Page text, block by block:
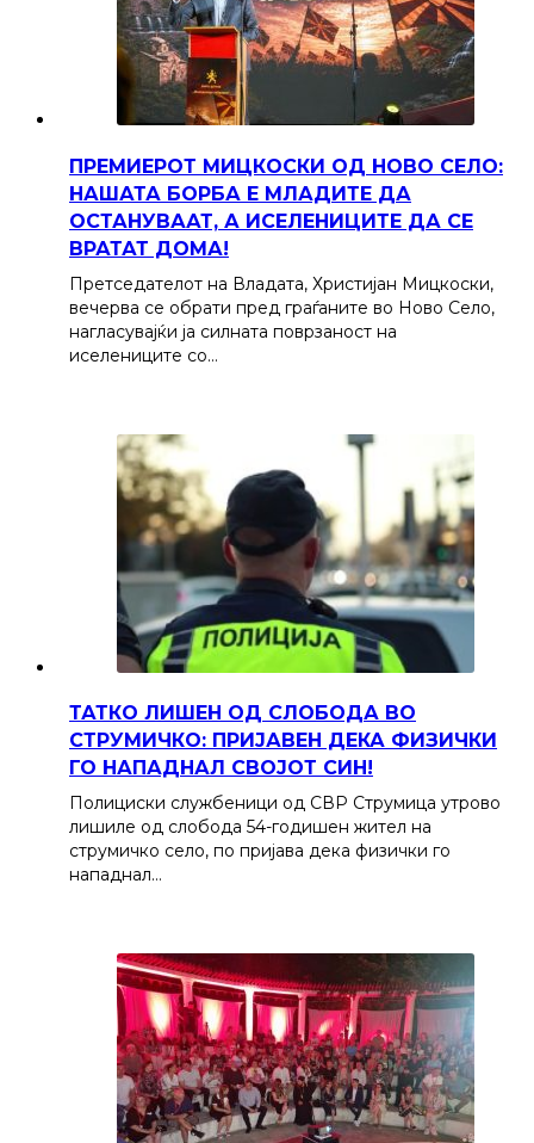
ПРЕМИЕРОТ МИЦКОСКИ ОД НОВО СЕЛО:
НАШАТА БОРБА Е МЛАДИТЕ ДА
ОСТАНУВААТ, А ИСЕЛЕНИЦИТЕ ДА СЕ
ВРАТАТ ДОМА!
Претседателот на Владата, Христијан Мицкоски,
вечерва се обрати пред граѓаните во Ново Село,
нагласувајќи ја силната поврзаност на
иселениците со…
ТАТКО ЛИШЕН ОД СЛОБОДА ВО
СТРУМИЧКО: ПРИЈАВЕН ДЕКА ФИЗИЧКИ
ГО НАПАДНАЛ СВОЈОТ СИН!
Полициски службеници од СВР Струмица утрово
лишиле од слобода 54-годишен жител на
струмичко село, по пријава дека физички го
нападнал…